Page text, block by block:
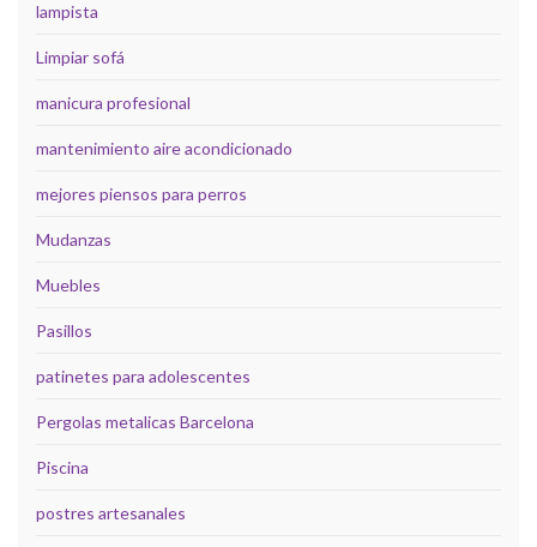
lampista
Limpiar sofá
manicura profesional
mantenimiento aire acondicionado
mejores piensos para perros
Mudanzas
Muebles
Pasillos
patinetes para adolescentes
Pergolas metalicas Barcelona
Piscina
postres artesanales